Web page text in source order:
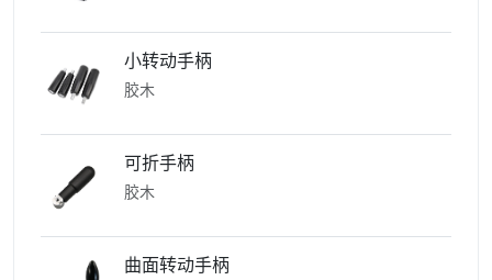
小转动手柄
胶木
可折手柄
胶木
曲面转动手柄